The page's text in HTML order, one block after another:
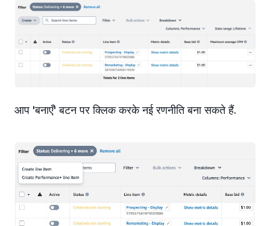
आप 'बनाएँ' बटन पर क्लिक करके नई रणनीति बना सकते हैं.